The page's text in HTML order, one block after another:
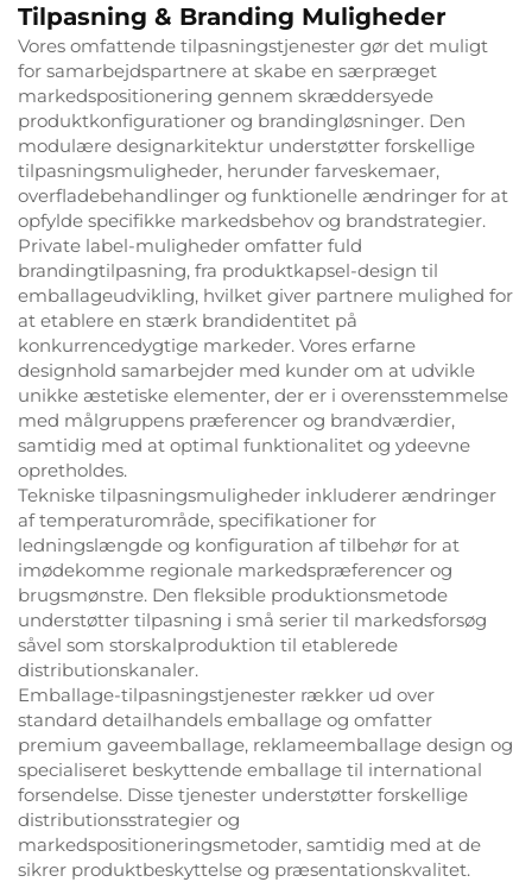
Tilpasning & Branding Muligheder
Vores omfattende tilpasningstjenester gør det muligt
for samarbejdspartnere at skabe en særpræget
markedspositionering gennem skræddersyede
produktkonfigurationer og brandingløsninger. Den
modulære designarkitektur understøtter forskellige
tilpasningsmuligheder, herunder farveskemaer,
overfladebehandlinger og funktionelle ændringer for at
opfylde specifikke markedsbehov og brandstrategier.
Private label-muligheder omfatter fuld
brandingtilpasning, fra produktkapsel-design til
emballageudvikling, hvilket giver partnere mulighed for
at etablere en stærk brandidentitet på
konkurrencedygtige markeder. Vores erfarne
designhold samarbejder med kunder om at udvikle
unikke æstetiske elementer, der er i overensstemmelse
med målgruppens præferencer og brandværdier,
samtidig med at optimal funktionalitet og ydeevne
opretholdes.
Tekniske tilpasningsmuligheder inkluderer ændringer
af temperaturområde, specifikationer for
ledningslængde og konfiguration af tilbehør for at
imødekomme regionale markedspræferencer og
brugsmønstre. Den fleksible produktionsmetode
understøtter tilpasning i små serier til markedsforsøg
såvel som storskalproduktion til etablerede
distributionskanaler.
Emballage-tilpasningstjenester rækker ud over
standard detailhandels emballage og omfatter
premium gaveemballage, reklameemballage design og
specialiseret beskyttende emballage til international
forsendelse. Disse tjenester understøtter forskellige
distributionsstrategier og
markedspositioneringsmetoder, samtidig med at de
sikrer produktbeskyttelse og præsentationskvalitet.